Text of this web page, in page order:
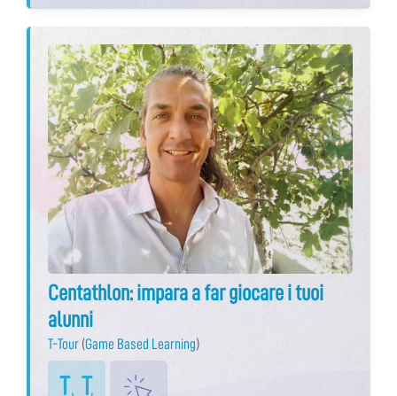
Centathlon: impara a far giocare i tuoi
alunni
T-Tour (Game Based Learning)